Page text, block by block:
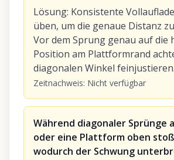
Lösung: Konsistente
üben, um die genaue Distanz
Vor dem Sprung genau auf die
Position am Plattformrand
diagonalen Winkel feinjustieren.
Zeitnachweis: Nicht verfügbar
Während diagonaler Sprünge
oder eine Plattform oben
wodurch der Schwung